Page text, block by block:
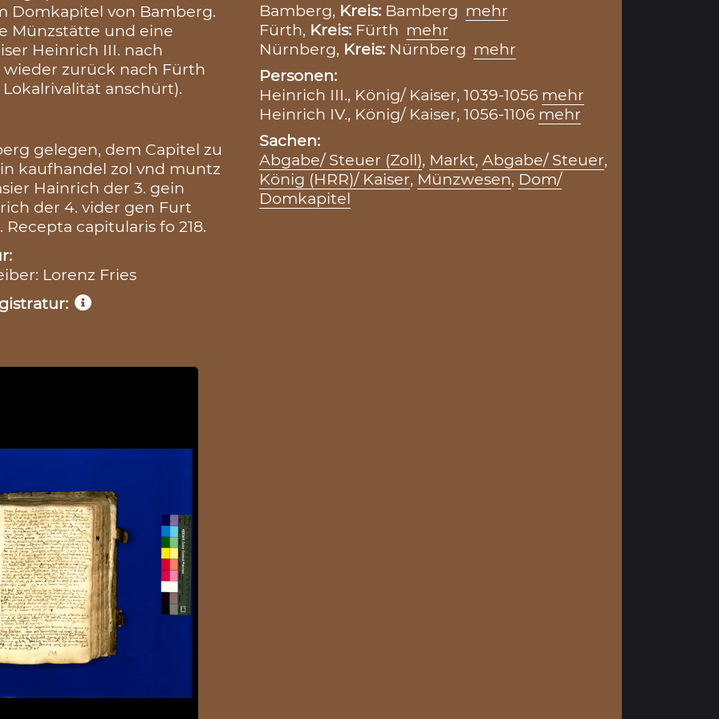
Domkapitel von Bamberg.
Münzstätte und eine
Heinrich III. nach
wieder zurück nach Fürth
anschürt).
gelegen, dem Capitel zu
kaufhandel zol vnd muntz
Hainrich der 3. gein
der 4. vider gen Furt
Recepta capitularis fo 218.
Lorenz Fries
Bamberg, Kreis: Bamberg mehr
Fürth, Kreis: Fürth mehr
Nürnberg, Kreis: Nürnberg mehr
Personen:
Heinrich III., König/ Kaiser, 1039-1056 mehr
Heinrich IV., König/ Kaiser, 1056-1106 mehr
Sachen:
Abgabe/ Steuer (Zoll), Markt, Abgabe/ Steuer,
König (HRR)/ Kaiser, Münzwesen, Dom/
Domkapitel